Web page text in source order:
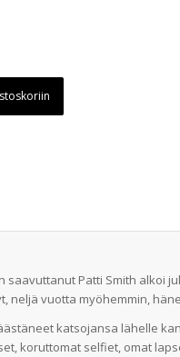
saavuttanut Patti Smith alkoi
neljä vuotta myöhemmin,
katsojansa lähelle
koruttomat selfiet, omat